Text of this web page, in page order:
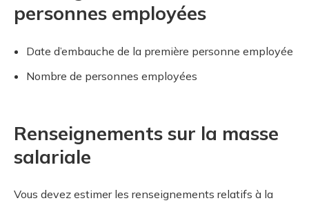
personnes employées
Date d’embauche de la première personne employée
Nombre de personnes employées
Renseignements sur la masse
salariale
Vous devez estimer les renseignements relatifs à la